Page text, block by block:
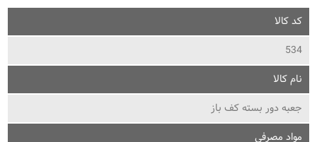
کد کالا
534
نام کالا
جعبه دور بسته کف باز
مواد مصرفی